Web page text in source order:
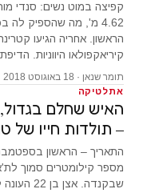
קפיצה במוט נשים: סנדי
4.62 מ', מה שהספיק לה
הראשון. אחריה הגיעו
קיריאקפולאו היווניות.
תומר שנאן · 18 באוגוסט 2018
אתלטיקה
האיש שחלם
– תולדות חייו של
מספר קילומטרים סמוך
שבקנדה.